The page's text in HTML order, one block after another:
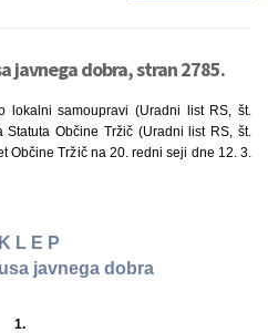
javnega dobra, stran 2785.
lokalni samoupravi (Uradni list RS, št.
Občine Tržič (Uradni list RS, št.
Občine Tržič na 20. redni seji dne 12. 3.
L E P
javnega dobra
1.